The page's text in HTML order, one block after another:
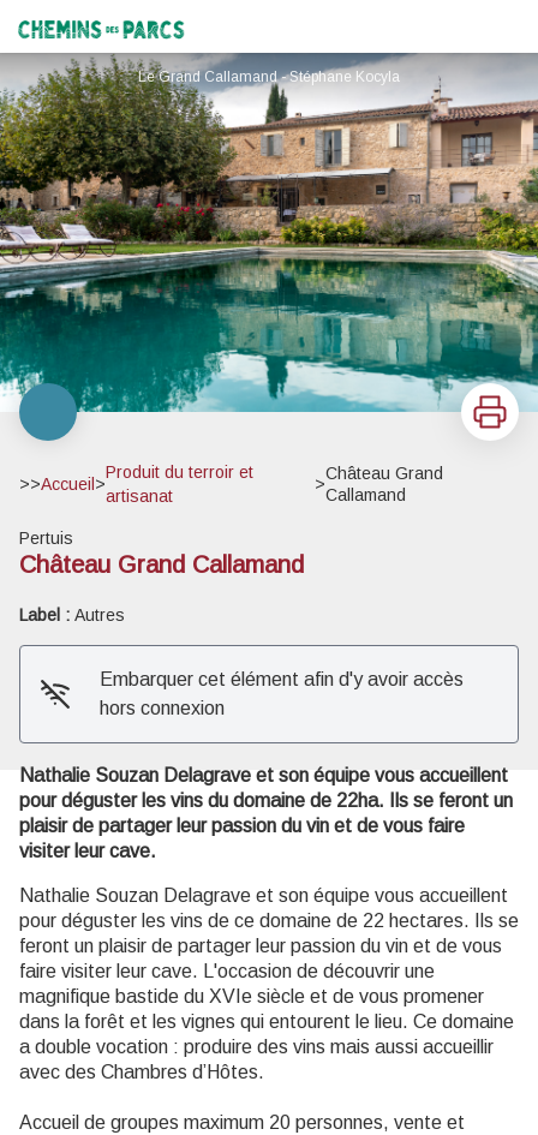
Chemins des Parcs
Le Grand Callamand - Stéphane Kocyla
Imprimer
>>Accueil >
Produit du terroir et
artisanat
>
Château Grand
Callamand
Pertuis
Château Grand Callamand
Label : Autres
Embarquer cet élément afin d'y avoir accès
hors connexion
Nathalie Souzan Delagrave et son équipe vous accueillent
pour déguster les vins du domaine de 22ha. Ils se feront un
plaisir de partager leur passion du vin et de vous faire
visiter leur cave.
Nathalie Souzan Delagrave et son équipe vous accueillent
pour déguster les vins de ce domaine de 22 hectares. Ils se
feront un plaisir de partager leur passion du vin et de vous
faire visiter leur cave. L'occasion de découvrir une
magnifique bastide du XVIe siècle et de vous promener
dans la forêt et les vignes qui entourent le lieu. Ce domaine
a double vocation : produire des vins mais aussi accueillir
avec des Chambres d’Hôtes.
Accueil de groupes maximum 20 personnes, vente et